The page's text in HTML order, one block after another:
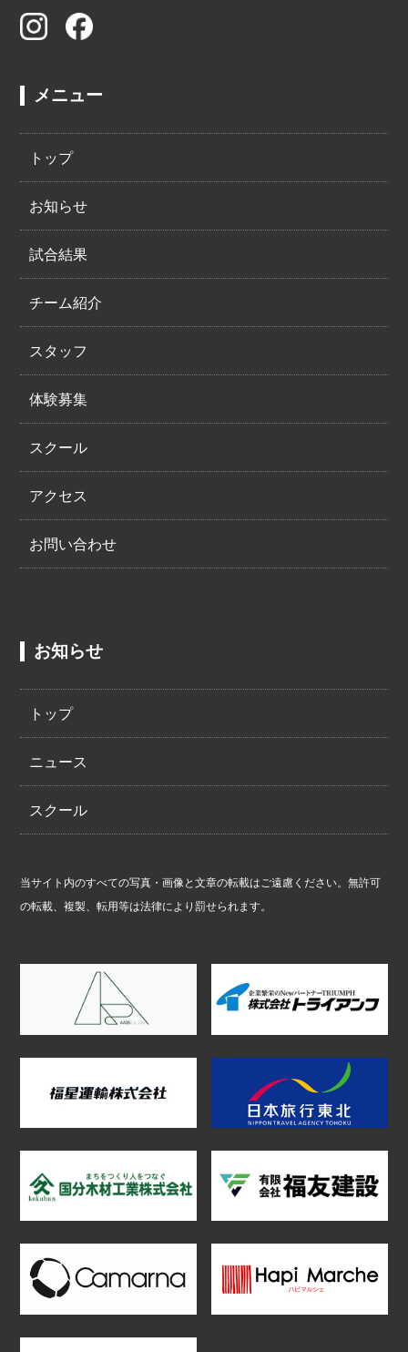
メニュー
トップ
お知らせ
試合結果
チーム紹介
スタッフ
体験募集
スクール
アクセス
お問い合わせ
お知らせ
トップ
ニュース
スクール
当サイト内のすべての写真・画像と文章の転載はご遠慮ください。無許可
の転載、複製、転用等は法律により罰せられます。